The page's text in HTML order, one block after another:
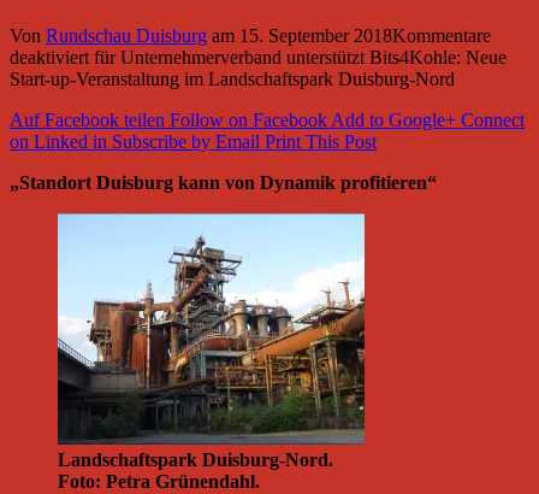
Von Rundschau Duisburg am 15. September 2018Kommentare
deaktiviertfür Unternehmerverband unterstützt Bits4Kohle: Neue
Start-up-Veranstaltung im Landschaftspark Duisburg-Nord
Auf Facebook teilen Follow on FacebookAdd to Google+ Connect
on Linked in Subscribe by Email Print This Post
„Standort Duisburg kann von Dynamik profitieren“
Landschaftspark Duisburg-Nord.
Foto: Petra Grünendahl.